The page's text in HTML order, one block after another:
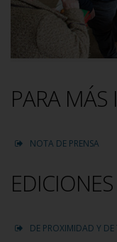
PARA
NOTA DE PRENSA
DE PROXIMIDAD Y